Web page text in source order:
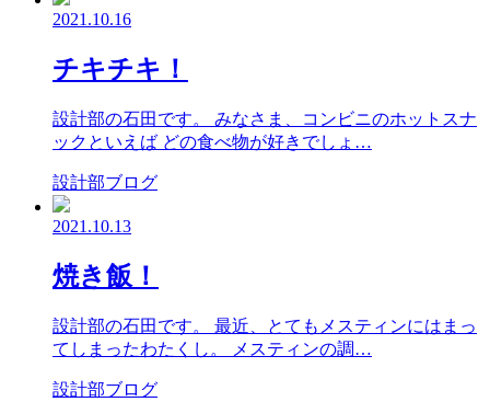
2021.10.16
チキチキ！
設計部の石田です。 みなさま、コンビニのホットスナ
ックといえば どの食べ物が好きでしょ…
設計部ブログ
2021.10.13
焼き飯！
設計部の石田です。 最近、とてもメスティンにはまっ
てしまったわたくし。 メスティンの調…
設計部ブログ